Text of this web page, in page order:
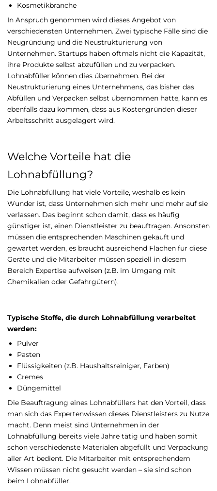
Kosmetikbranche
In Anspruch genommen wird dieses Angebot von
verschiedensten Unternehmen. Zwei typische Fälle sind die
Neugründung und die Neustrukturierung von
Unternehmen. Startups haben oftmals nicht die Kapazität,
ihre Produkte selbst abzufüllen und zu verpacken.
Lohnabfüller können dies übernehmen. Bei der
Neustrukturierung eines Unternehmens, das bisher das
Abfüllen und Verpacken selbst übernommen hatte, kann es
ebenfalls dazu kommen, dass aus Kostengründen dieser
Arbeitsschritt ausgelagert wird.
Welche Vorteile hat die
Lohnabfüllung?
Die Lohnabfüllung hat viele Vorteile, weshalb es kein
Wunder ist, dass Unternehmen sich mehr und mehr auf sie
verlassen. Das beginnt schon damit, dass es häufig
günstiger ist, einen Dienstleister zu beauftragen. Ansonsten
müssen die entsprechenden Maschinen gekauft und
gewartet werden, es braucht ausreichend Flächen für diese
Geräte und die Mitarbeiter müssen speziell in diesem
Bereich Expertise aufweisen (z.B. im Umgang mit
Chemikalien oder Gefahrgütern).
Typische Stoffe, die durch Lohnabfüllung verarbeitet
werden:
Pulver
Pasten
Flüssigkeiten (z.B. Haushaltsreiniger, Farben)
Cremes
Düngemittel
Die Beauftragung eines Lohnabfüllers hat den Vorteil, dass
man sich das Expertenwissen dieses Dienstleisters zu Nutze
macht. Denn meist sind Unternehmen in der
Lohnabfüllung bereits viele Jahre tätig und haben somit
schon verschiedenste Materialen abgefüllt und Verpackung
aller Art bedient. Die Mitarbeiter mit entsprechendem
Wissen müssen nicht gesucht werden – sie sind schon
beim Lohnabfüller.